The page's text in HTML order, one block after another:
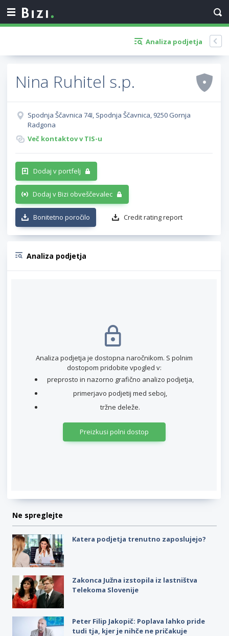
Analiza podjetja
Nina Ruhitel s.p.
Spodnja Ščavnica 74I, Spodnja Ščavnica, 9250 Gornja
Radgona
Več kontaktov v TIS-u
Dodaj v portfelj
Dodaj v Bizi obveščevalec
Bonitetno poročilo Credit rating report
Analiza podjetja
Analiza podjetja je dostopna naročnikom. S polnim
dostopom pridobite vpogled v:
preprosto in nazorno grafično analizo podjetja,
primerjavo podjetij med seboj,
tržne deleže.
Preizkusi polni dostop
Ne spreglejte
Katera podjetja trenutno zaposlujejo?
Zakonca Južna izstopila iz lastništva
Telekoma Slovenije
Peter Filip Jakopič: Poplava lahko pride
tudi tja, kjer je nihče ne pričakuje